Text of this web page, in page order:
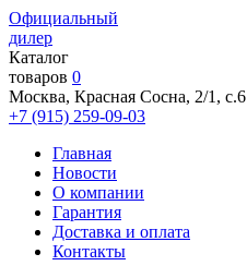
Официальный
дилер
Каталог
товаров 0
Москва, Красная Сосна, 2/1, с.6
+7 (915) 259-09-03
Главная
Новости
О компании
Гарантия
Доставка и оплата
Контакты